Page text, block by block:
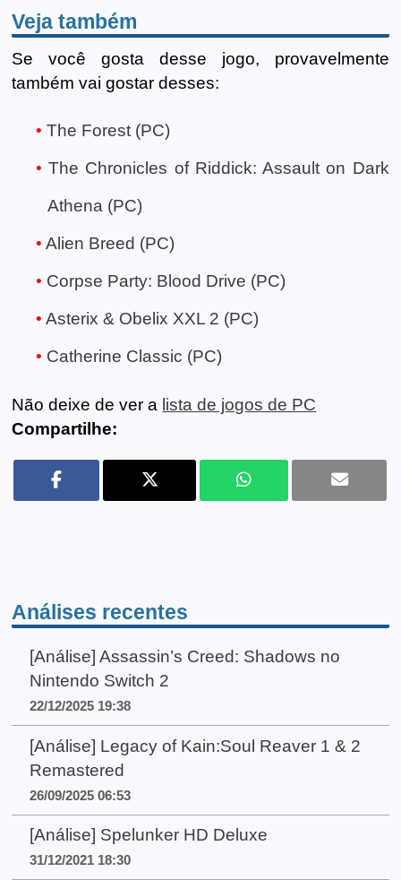
Veja também
Se você gosta desse jogo, provavelmente
também vai gostar desses:
The Forest (PC)
The Chronicles of Riddick: Assault on Dark
Athena (PC)
Alien Breed (PC)
Corpse Party: Blood Drive (PC)
Asterix & Obelix XXL 2 (PC)
Catherine Classic (PC)
Não deixe de ver a lista de jogos de PC
Compartilhe:
Análises recentes
[Análise] Assassin’s Creed: Shadows no
Nintendo Switch 2
22/12/2025 19:38
[Análise] Legacy of Kain:Soul Reaver 1 & 2
Remastered
26/09/2025 06:53
[Análise] Spelunker HD Deluxe
31/12/2021 18:30